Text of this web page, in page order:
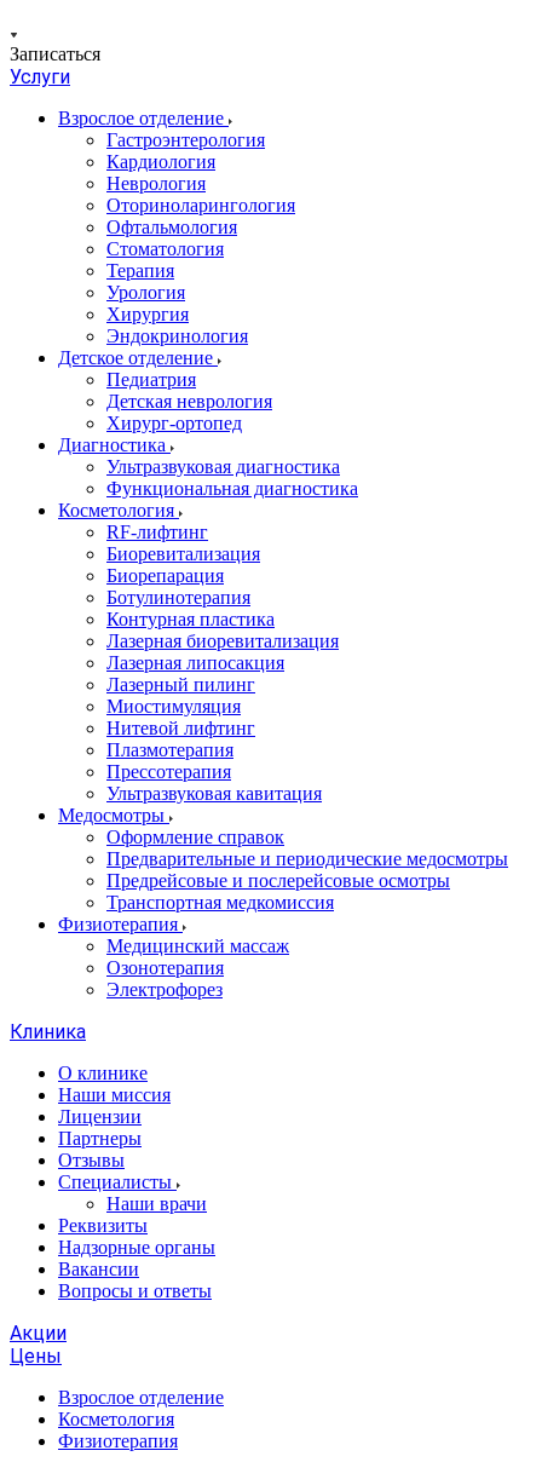
Записаться
Услуги
Взрослое отделение
Гастроэнтерология
Кардиология
Неврология
Оториноларингология
Офтальмология
Стоматология
Терапия
Урология
Хирургия
Эндокринология
Детское отделение
Педиатрия
Детская неврология
Хирург-ортопед
Диагностика
Ультразвуковая диагностика
Функциональная диагностика
Косметология
RF-лифтинг
Биоревитализация
Биорепарация
Ботулинотерапия
Контурная пластика
Лазерная биоревитализация
Лазерная липосакция
Лазерный пилинг
Миостимуляция
Нитевой лифтинг
Плазмотерапия
Прессотерапия
Ультразвуковая кавитация
Медосмотры
Оформление справок
Предварительные и периодические медосмотры
Предрейсовые и послерейсовые осмотры
Транспортная медкомиссия
Физиотерапия
Медицинский массаж
Озонотерапия
Электрофорез
Клиника
О клинике
Наши миссия
Лицензии
Партнеры
Отзывы
Специалисты
Наши врачи
Реквизиты
Надзорные органы
Вакансии
Вопросы и ответы
Акции
Цены
Взрослое отделение
Косметология
Физиотерапия